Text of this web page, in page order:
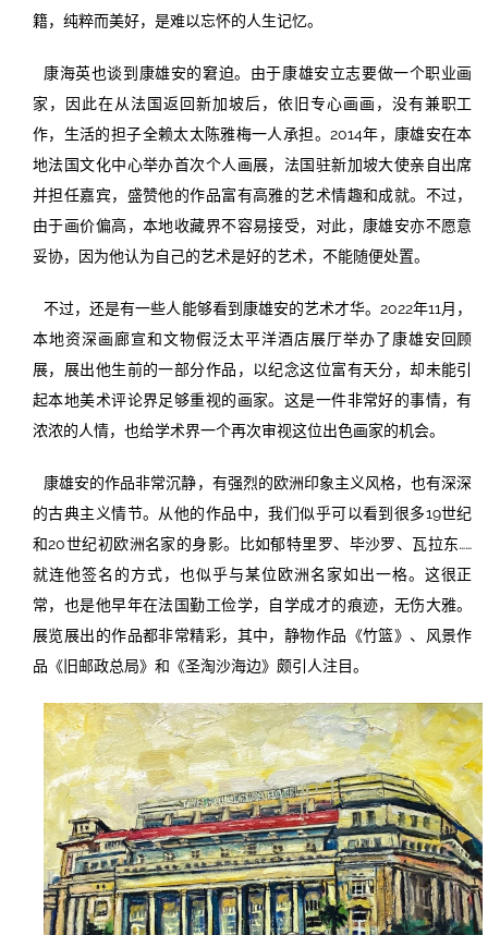
籍，纯粹而美好，是难以忘怀的人生记忆。
康海英也谈到康雄安的窘迫。由于康雄安立志要做一个职业画
家，因此在从法国返回新加坡后，依旧专心画画，没有兼职工
作，生活的担子全赖太太陈雅梅一人承担。2014年，康雄安在本
地法国文化中心举办首次个人画展，法国驻新加坡大使亲自出席
并担任嘉宾，盛赞他的作品富有高雅的艺术情趣和成就。不过，
由于画价偏高，本地收藏界不容易接受，对此，康雄安亦不愿意
妥协，因为他认为自己的艺术是好的艺术，不能随便处置。
不过，还是有一些人能够看到康雄安的艺术才华。2022年11月，
本地资深画廊宣和文物假泛太平洋酒店展厅举办了康雄安回顾
展，展出他生前的一部分作品，以纪念这位富有天分，却未能引
起本地美术评论界足够重视的画家。这是一件非常好的事情，有
浓浓的人情，也给学术界一个再次审视这位出色画家的机会。
康雄安的作品非常沉静，有强烈的欧洲印象主义风格，也有深深
的古典主义情节。从他的作品中，我们似乎可以看到很多19世纪
和20世纪初欧洲名家的身影。比如郁特里罗、毕沙罗、瓦拉东……
就连他签名的方式，也似乎与某位欧洲名家如出一格。这很正
常，也是他早年在法国勤工俭学，自学成才的痕迹，无伤大雅。
展览展出的作品都非常精彩，其中，静物作品《竹篮》、风景作
品《旧邮政总局》和《圣淘沙海边》颇引人注目。